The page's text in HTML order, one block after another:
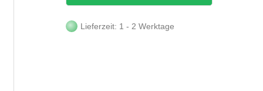
Lieferzeit: 1 - 2 Werktage